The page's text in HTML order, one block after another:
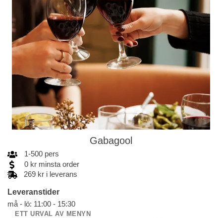
Gabagool
1-500 pers
0 kr minsta order
269 kr i leverans
Leveranstider
må - lö: 11:00 - 15:30
ETT URVAL AV MENYN